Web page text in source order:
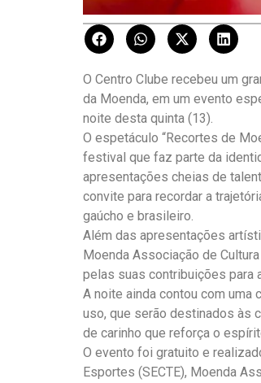
O Centro Clube recebeu um
da Moenda, em um evento
noite desta quinta (13).
O espetáculo “Recortes de
festival que faz parte da
apresentações cheias de
convite para recordar a
gaúcho e brasileiro.
Além das apresentações
Moenda Associação de
pelas suas contribuições para
A noite ainda contou com uma
uso, que serão destinados às
de carinho que reforça o
O evento foi gratuito e
Esportes (SECTE), Moenda